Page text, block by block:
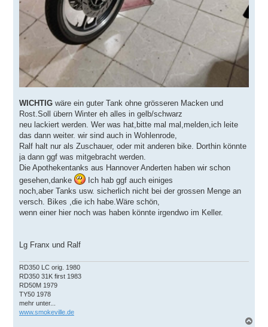
WICHTIGwäre ein guter Tank ohne grösseren Macken und
Rost.Soll übern Winter eh alles in gelb/schwarz
neu lackiert werden. Wer was hat,bitte mal mal,melden,ich leite
das dann weiter. wir sind auch in Wohlenrode,
Ralf halt nur als Zuschauer, oder mit anderen bike. Dorthin könnte
ja dann ggf was mitgebracht werden.
Die Apothekentanks aus Hannover Anderten haben wir schon
gesehen,danke
Ich hab ggf auch einiges
noch,aber Tanks usw. sicherlich nicht bei der grossen Menge an
versch. Bikes ,die ich habe.Wäre schön,
wenn einer hier noch was haben könnte irgendwo im Keller.
Lg Franx und Ralf
RD350 LC orig. 1980
RD350 31K first 1983
RD50M 1979
TY50 1978
mehr unter...
www.smokeville.de